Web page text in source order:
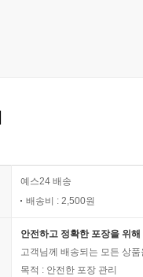
예스24 배송
배송비 : 2,500원
안전하고 정확한 포장을 위
고객님께 배송되는 모든 상
목적 : 안전한 포장 관리